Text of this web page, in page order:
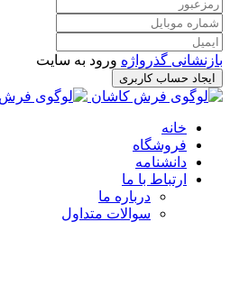
بازنشانی گذرواژه ورود به سایت
ایجاد حساب کاربری
خانه
فروشگاه
دانشنامه
ارتباط با ما
درباره ما
سوالات متداول